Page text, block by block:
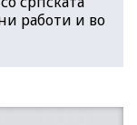
работи и во